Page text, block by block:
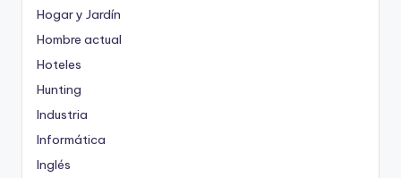
Hogar y Jardín
Hombre actual
Hoteles
Hunting
Industria
Informática
Inglés